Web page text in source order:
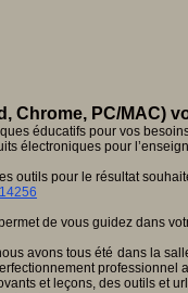
Chrome, PC/MAC)
éducatifs pour vos
électroniques pour
outils pour le résultat
de vous guidez dans
avons tous été dans la
et leçons, des outils et